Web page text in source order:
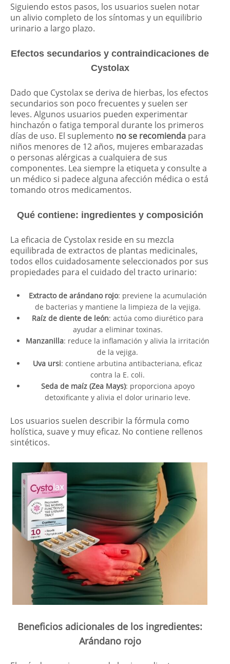
Siguiendo estos pasos, los usuarios suelen notar
un alivio completo de los síntomas y un equilibrio
urinario a largo plazo.
Efectos secundarios y contraindicaciones de
Cystolax
Dado que Cystolax se deriva de hierbas, los efectos
secundarios son poco frecuentes y suelen ser
leves. Algunos usuarios pueden experimentar
hinchazón o fatiga temporal durante los primeros
días de uso. El suplemento no se recomienda para
niños menores de 12 años, mujeres embarazadas
o personas alérgicas a cualquiera de sus
componentes. Lea siempre la etiqueta y consulte a
un médico si padece alguna afección médica o está
tomando otros medicamentos.
Qué contiene: ingredientes y composición
La eficacia de Cystolax reside en su mezcla
equilibrada de extractos de plantas medicinales,
todos ellos cuidadosamente seleccionados por sus
propiedades para el cuidado del tracto urinario:
Extracto de arándano rojo: previene la acumulación
de bacterias y mantiene la limpieza de la vejiga.
Raíz de diente de león: actúa como diurético para
ayudar a eliminar toxinas.
Manzanilla: reduce la inflamación y alivia la irritación
de la vejiga.
Uva ursi: contiene arbutina antibacteriana, eficaz
contra la E. coli.
Seda de maíz (Zea Mays): proporciona apoyo
detoxificante y alivia el dolor urinario leve.
Los usuarios suelen describir la fórmula como
holística, suave y muy eficaz. No contiene rellenos
sintéticos.
Beneficios adicionales de los ingredientes:
Arándano rojo